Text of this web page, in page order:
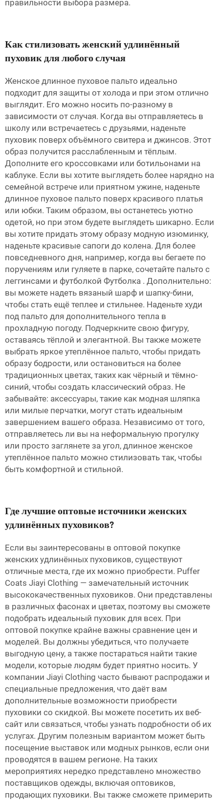
правильности выбора размера.
Как стилизовать женский удлинённый
пуховик для любого случая
Женское длинное пуховое пальто идеально
подходит для защиты от холода и при этом отлично
выглядит. Его можно носить по-разному в
зависимости от случая. Когда вы отправляетесь в
школу или встречаетесь с друзьями, наденьте
пуховик поверх объёмного свитера и джинсов. Этот
образ получится расслабленным и тёплым.
Дополните его кроссовками или ботильонами на
каблуке. Если вы хотите выглядеть более нарядно на
семейной встрече или приятном ужине, наденьте
длинное пуховое пальто поверх красивого платья
или юбки. Таким образом, вы останетесь уютно
одетой, но при этом будете выглядеть шикарно. Если
вы хотите придать этому образу модную изюминку,
наденьте красивые сапоги до колена. Для более
повседневного дня, например, когда вы бегаете по
поручениям или гуляете в парке, сочетайте пальто с
леггинсами и футболкой Футболка . Дополнительно:
вы можете надеть вязаный шарф и шапку-бини,
чтобы стать ещё теплее и стильнее. Наденьте худи
под пальто для дополнительного тепла в
прохладную погоду. Подчеркните свою фигуру,
оставаясь тёплой и элегантной. Вы также можете
выбрать яркое утеплённое пальто, чтобы придать
образу бодрости, или остановиться на более
традиционных цветах, таких как чёрный и тёмно-
синий, чтобы создать классический образ. Не
забывайте: аксессуары, такие как модная шляпка
или милые перчатки, могут стать идеальным
завершением вашего образа. Независимо от того,
отправляетесь ли вы на неформальную прогулку
или просто заглянете за угол, длинное женское
утеплённое пальто можно стилизовать так, чтобы
быть комфортной и стильной.
Где лучшие оптовые источники женских
удлинённых пуховиков?
Если вы заинтересованы в оптовой покупке
женских удлинённых пуховиков, существуют
отличные места, где их можно приобрести. Puffer
Coats Jiayi Clothing — замечательный источник
высококачественных пуховиков. Они представлены
в различных фасонах и цветах, поэтому вы сможете
подобрать идеальный пуховик для всех. При
оптовой покупке крайне важны сравнение цен и
моделей. Вы должны убедиться, что получаете
выгодную цену, а также постараться найти такие
модели, которые людям будет приятно носить. У
компании Jiayi Clothing часто бывают распродажи и
специальные предложения, что даёт вам
дополнительные возможности приобрести
пуховики со скидкой. Вы можете посетить их веб-
сайт или связаться, чтобы узнать подробности об их
услугах. Другим полезным вариантом может быть
посещение выставок или модных рынков, если они
проводятся в вашем регионе. На таких
мероприятиях нередко представлено множество
поставщиков одежды, включая оптовиков,
продающих пуховики. Вы также сможете примерить